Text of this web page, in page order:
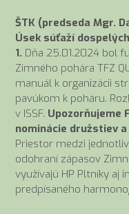
ŠTK (predseda Mgr.
Úsek súťaží
1. Dňa 25.01.2024 bol
Zimného pohára TFZ
manuál k organizácii
pavúkom k poháru.
v ISSF. Upozorňujeme
nominácie družstiev
Priestor medzi
odohraní zápasov
využívajú HP Pltníky aj
predpísaného